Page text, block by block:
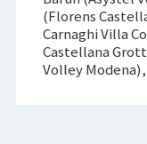
(Florens
Carnaghi Villa
Castellana
Volley